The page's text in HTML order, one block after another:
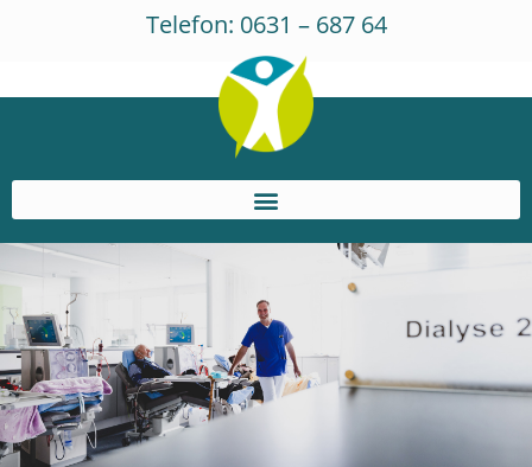
Telefon: 0631 – 687 64